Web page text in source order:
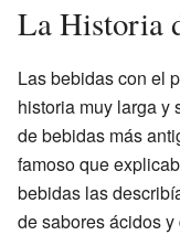
La Historia
Las bebidas con el
historia muy larga y
de bebidas más
famoso que
bebidas las
de sabores ácidos